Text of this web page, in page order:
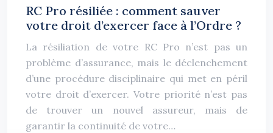
RC Pro résiliée : comment sauver
votre droit d’exercer face à l’Ordre ?
La résiliation de votre RC Pro n’est pas un
problème d’assurance, mais le déclenchement
d’une procédure disciplinaire qui met en péril
votre droit d’exercer. Votre priorité n’est pas
de trouver un nouvel assureur, mais de
garantir la continuité de votre…